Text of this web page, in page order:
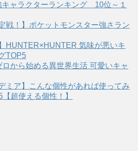
キャラクターランキング 10位～１
戦！】ポケットモンスター強さラン
HUNTER×HUNTER 気味が悪いキ
TOP5
ロから始める異世界生活 可愛いキャ
ミア】こんな個性があれば使ってみ
超使える個性！】